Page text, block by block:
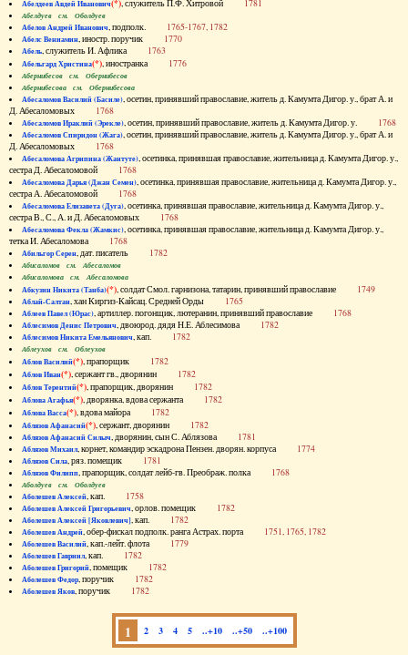
Абелдеев Авдей Иванович(*), служитель П.Ф. Хитровой 1781
Абелдуев см. Оболдуев
Абелов Андрей Иванович, подполк. 1765-1767, 1782
Абелс Вениамин, иностр. поручик 1770
Абель, служитель И. Афлика 1763
Абельгард Христина(*), иностранка 1776
Абернибесов см. Обернибесов
Абернибесова см. Обернибесова
Абесаломов Василий (Басиле), осетин, принявший православие, житель д. Камумта Дигор. у., брат А. и
Д. Абесаломовых 1768
Абесаломов Ираклий (Эрекле), осетин, принявший православие, житель д. Камумта Дигор. у. 1768
Абесаломов Спиридон (Жага), осетин, принявший православие, житель д. Камумта Дигор. у., брат А. и
Д. Абесаломовых 1768
Абесаломова Агрипина (Жантуте), осетинка, принявшая православие, жительница д. Камумта Дигор. у.,
сестра Д. Абесаломовой 1768
Абесаломова Дарья (Джан Семен), осетинка, принявшая православие, жительница д. Камумта Дигор. у.,
сестра А. Абесаломовой 1768
Абесаломова Елизавета (Дуга), осетинка, принявшая православие, жительница д. Камумта Дигор. у.,
сестра В., С., А. и Д. Абесаломовых 1768
Абесаломова Фекла (Жамкис), осетинка, принявшая православие, жительница д. Камумта Дигор. у.,
тетка И. Абесаломова 1768
Абильгор Серен, дат. писатель 1782
Абисаломов см. Абесаломов
Абисаломова см. Абесаломова
Абкузин Никита (Танба)(*), солдат Смол. гарнизона, татарин, принявший православие 1749
Аблай-Салтан, хан Киргиз-Кайсац. Средней Орды 1765
Аблеев Павел (Юрас), артиллер. погонщик, лютеранин, принявший православие 1768
Аблесимов Денис Петрович, двоюрод. дядя Н.Е. Аблесимова 1782
Аблесимов Никита Емельянович, кап. 1782
Аблеухов см. Облеухов
Аблов Василий(*), прапорщик 1782
Аблов Иван(*), сержант гв., дворянин 1782
Аблов Терентий(*), прапорщик, дворянин 1782
Аблова Агафья(*), дворянка, вдова сержанта 1782
Аблова Васса(*), вдова майора 1782
Аблязов Афанасий(*), сержант, дворянин 1782
Аблязов Афанасий Силыч, дворянин, сын С. Аблязова 1781
Аблязов Михаил, корнет, командир эскадрона Пензен. дворян. корпуса 1774
Аблязов Сила, ряз. помещик 1781
Аблязов Филипп, прапорщик, солдат лейб-гв. Преображ. полка 1768
Аболдуев см. Оболдуев
Аболешев Алексей, кап. 1758
Аболешев Алексей Григорьевич, орлов. помещик 1782
Аболешев Алексей [Яковлевич], кап. 1782
Аболешев Андрей, обер-фискал подполк. ранга Астрах. порта 1751, 1765, 1782
Аболешев Василий, кап.-лейт. флота 1779
Аболешев Гавриил, кап. 1782
Аболешев Григорий, помещик 1782
Аболешев Федор, поручик 1782
Аболешев Яков, поручик 1782
1 2 3 4 5 ..+10 ..+50 ..+100